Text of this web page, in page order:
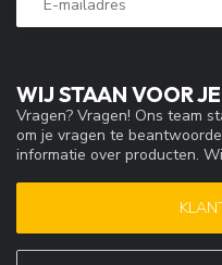
WIJ STAAN VOOR
Vragen? Vragen! Ons team
om je vragen te
informatie over producten.